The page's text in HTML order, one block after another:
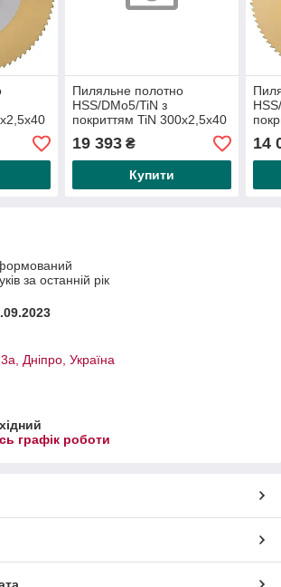
Пиляльне полотно
HSS/DMo5/TiN з
покриттям TiN 300x2,5x40
мм T6 160 зубців
19 393₴
Купити
мм
14
за останній рік
Дніпро, Україна
графік роботи